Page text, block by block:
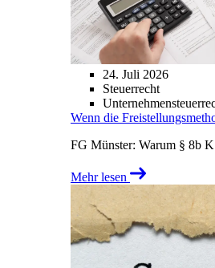
24. Juli 2026
Steuerrecht
Wenn die
FG Münster: Warum § 8b
Mehr lesen